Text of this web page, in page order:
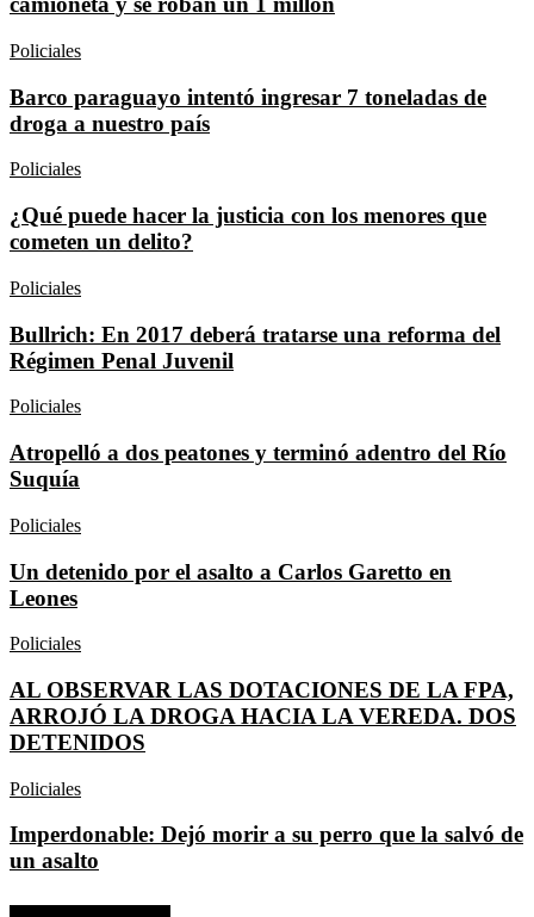
Policiales
Barco paraguayo intentó ingresar 7 toneladas de
droga a nuestro país
Policiales
¿Qué puede hacer la justicia con los menores que
cometen un delito?
Policiales
Bullrich: En 2017 deberá tratarse una reforma del
Régimen Penal Juvenil
Policiales
Atropelló a dos peatones y terminó adentro del Río
Suquía
Policiales
Un detenido por el asalto a Carlos Garetto en
Leones
Policiales
AL OBSERVAR LAS DOTACIONES DE LA FPA,
ARROJÓ LA DROGA HACIA LA VEREDA. DOS
DETENIDOS
Policiales
Imperdonable: Dejó morir a su perro que la salvó de
un asalto